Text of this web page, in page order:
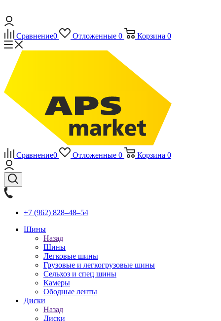
Сравнение0 Отложенные 0 Корзина 0
Сравнение0 Отложенные 0 Корзина 0
+7 (962) 828‒48‒54
Шины
Назад
Шины
Легковые шины
Грузовые и легкогрузовые шины
Сельхоз и спец шины
Камеры
Ободные ленты
Диски
Назад
Диски